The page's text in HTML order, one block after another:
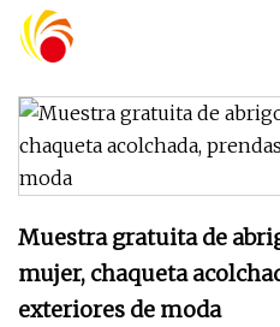
Muestra gratuita de
mujer, chaqueta
exteriores de moda